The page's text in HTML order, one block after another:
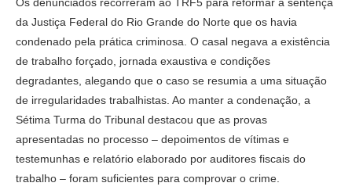
da Justiça Federal do Rio Grande do Norte que os havia
condenado pela prática criminosa. O casal negava a existência
de trabalho forçado, jornada exaustiva e condições
degradantes, alegando que o caso se resumia a uma situação
de irregularidades trabalhistas. Ao manter a condenação, a
Sétima Turma do Tribunal destacou que as provas
apresentadas no processo – depoimentos de vítimas e
testemunhas e relatório elaborado por auditores fiscais do
trabalho – foram suficientes para comprovar o crime.